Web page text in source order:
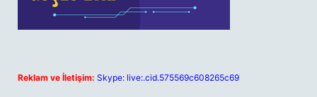
Reklam ve İletişim: Skype: live:.cid.575569c608265c69